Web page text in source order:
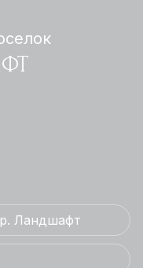
Ландшафт